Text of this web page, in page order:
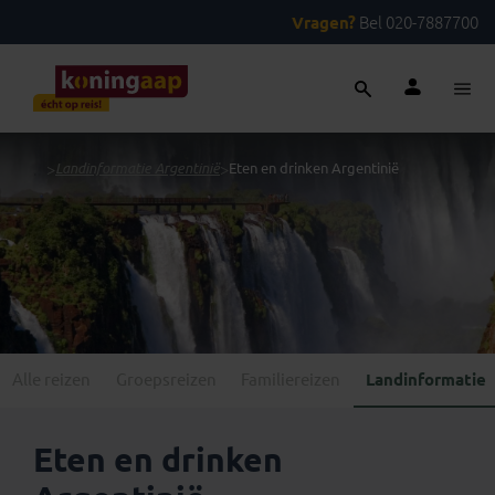
Vragen? Bel 020-7887700
> Landinformatie Argentinië >Eten en drinken Argentinië
Landinformatie
Eten en drinken